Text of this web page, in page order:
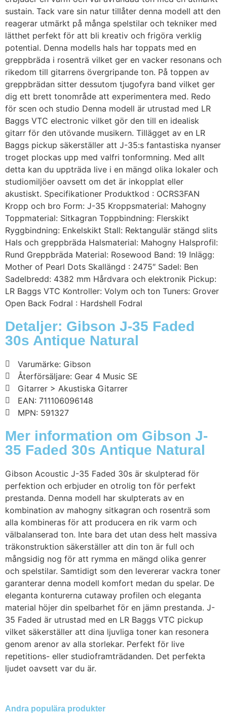
sustain. Tack vare sin natur tillåter denna modell att den
reagerar utmärkt på många spelstilar och tekniker med
lätthet perfekt för att bli kreativ och frigöra verklig
potential. Denna modells hals har toppats med en
greppbräda i rosenträ vilket ger en vacker resonans och
rikedom till gitarrens övergripande ton. På toppen av
greppbrädan sitter dessutom tjugofyra band vilket ger
dig ett brett tonområde att experimentera med. Redo
för scen och studio Denna modell är utrustad med LR
Baggs VTC electronic vilket gör den till en idealisk
gitarr för den utövande musikern. Tillägget av en LR
Baggs pickup säkerställer att J-35:s fantastiska nyanser
troget plockas upp med valfri tonformning. Med allt
detta kan du uppträda live i en mängd olika lokaler och
studiomiljöer oavsett om det är inkopplat eller
akustiskt. Specifikationer Produktkod : OCRS3FAN
Kropp och bro Form: J-35 Kroppsmaterial: Mahogny
Toppmaterial: Sitkagran Toppbindning: Flerskikt
Ryggbindning: Enkelskikt Stall: Rektangulär stängd slits
Hals och greppbräda Halsmaterial: Mahogny Halsprofil:
Rund Greppbräda Material: Rosewood Band: 19 Inlägg:
Mother of Pearl Dots Skallängd : 2475″ Sadel: Ben
Sadelbredd: 4382 mm Hårdvara och elektronik Pickup:
LR Baggs VTC Kontroller: Volym och ton Tuners: Grover
Open Back Fodral : Hardshell Fodral
Detaljer: Gibson J-35 Faded
30s Antique Natural
Varumärke: Gibson
Återförsäljare: Gear 4 Music SE
Gitarrer > Akustiska Gitarrer
EAN: 711106096148
MPN: 591327
Mer information om Gibson J-
35 Faded 30s Antique Natural
Gibson Acoustic J-35 Faded 30s är skulpterad för
perfektion och erbjuder en otrolig ton för perfekt
prestanda. Denna modell har skulpterats av en
kombination av mahogny sitkagran och rosenträ som
alla kombineras för att producera en rik varm och
välbalanserad ton. Inte bara det utan dess helt massiva
träkonstruktion säkerställer att din ton är full och
mångsidig nog för att rymma en mängd olika genrer
och spelstilar. Samtidigt som den levererar vackra toner
garanterar denna modell komfort medan du spelar. De
eleganta konturerna cutaway profilen och eleganta
material höjer din spelbarhet för en jämn prestanda. J-
35 Faded är utrustad med en LR Baggs VTC pickup
vilket säkerställer att dina ljuvliga toner kan resonera
genom arenor av alla storlekar. Perfekt för live
repetitions- eller studioframträdanden. Det perfekta
ljudet oavsett var du är.
Andra populära produkter